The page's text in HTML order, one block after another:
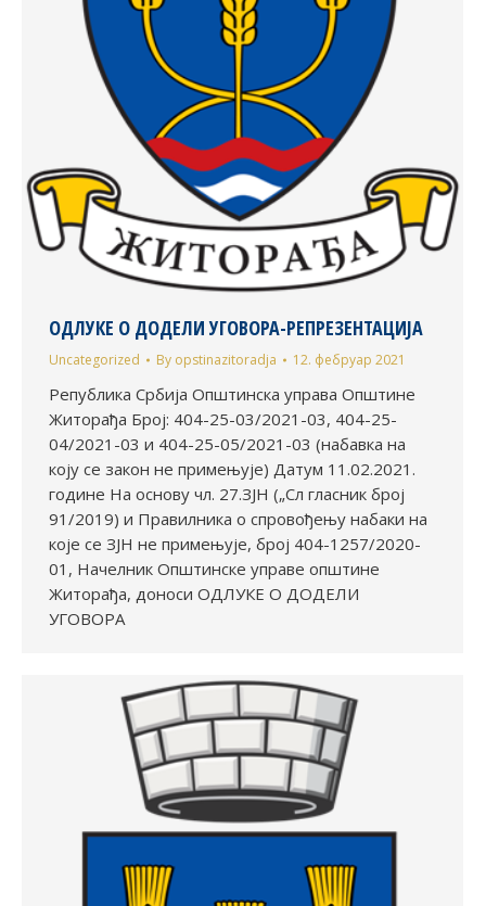
ОДЛУКЕ О ДОДЕЛИ УГОВОРА-РЕПРЕЗЕНТАЦИЈА
Uncategorized By opstinazitoradja 12. фебруар 2021
Република Србија Општинска управа Општине
Житорађа Број: 404-25-03/2021-03, 404-25-
04/2021-03 и 404-25-05/2021-03 (набавка на
коју се закон не примењује) Датум 11.02.2021.
године На основу чл. 27.ЗЈН („Сл гласник број
91/2019) и Правилника о спровођењу набаки на
које се ЗЈН не примењује, број 404-1257/2020-
01, Начелник Општинске управе општине
Житорађа, доноси ОДЛУКЕ О ДОДЕЛИ
УГОВОРА